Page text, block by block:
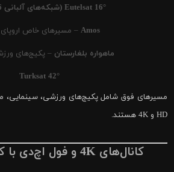
Eutelsat 16° (شبکه‌های آلبانی 16 درجه)
Amos – مسیرهای خاص
ماهواره بلغارستان – پکیج‌های
Turksat 42°
مسیرهای فوق شامل پکیج‌های ورزشی، سینمایی،
HD و 4K هستند.
کانال‌های 4K و فول اچ‌دی با کیفیت واقعی